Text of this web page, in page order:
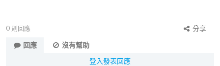
0 則回應
分享
回應
沒有幫助
登入發表回應